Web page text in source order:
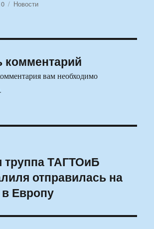
Рубрики
Новости
комментарий
вам необходимо
.
труппа ТАГТОиБ
отправилась на
в Европу